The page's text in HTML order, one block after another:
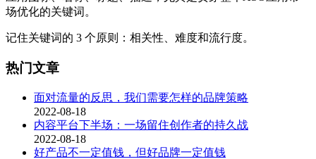
场优化的关键词。
记住关键词的 3 个原则：相关性、难度和流行度。
热门文章
面对流量的反思，我们需要怎样的品牌策略
2022-08-18
内容平台下半场：一场留住创作者的持久战
2022-08-18
好产品不一定值钱，但好品牌一定值钱